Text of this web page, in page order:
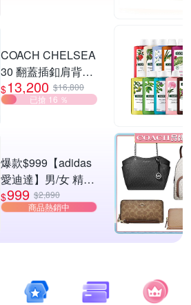
滿1件享82折
COACH CHELSEA
30 翻蓋插釦肩背包
兩色供選
$13,200 $16,800
已搶 16 ％
爆款$999【adidas
愛迪達】男/女 精選
運動鞋休閒鞋 任選
均一價
$999 $2,890
商品熱銷中